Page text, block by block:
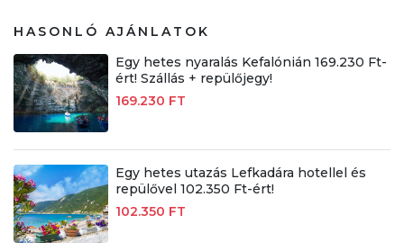
HASONLÓ AJÁNLATOK
Egy hetes nyaralás Kefalónián 169.230 Ft-
ért! Szállás + repülőjegy!
169.230 FT
Egy hetes utazás Lefkadára hotellel és
repülővel 102.350 Ft-ért!
102.350 FT